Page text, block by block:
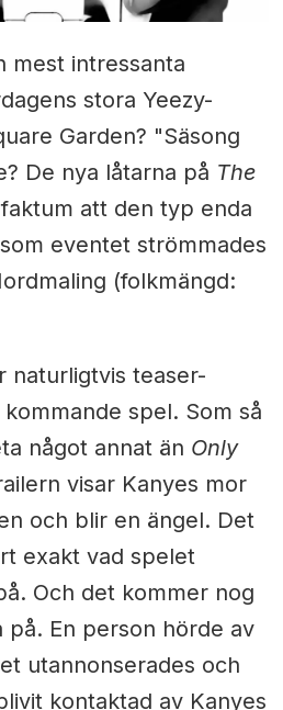
mest intressanta
stora Yeezy-
Garden? "Säsong
De nya låtarna på The
att den typ enda
eventet strömmades
(folkmängd:
naturligtvis teaser-
spel. Som så
något annat än Only
visar Kanyes mor
och blir en ängel. Det
exakt vad spelet
Och det kommer nog
på. En person hörde av
utannonserades och
kontaktad av Kanyes